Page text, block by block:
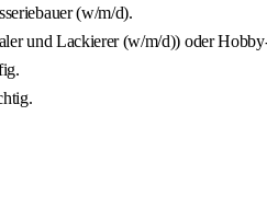
(w/m/d).
und Lackierer (w/m/d)) oder